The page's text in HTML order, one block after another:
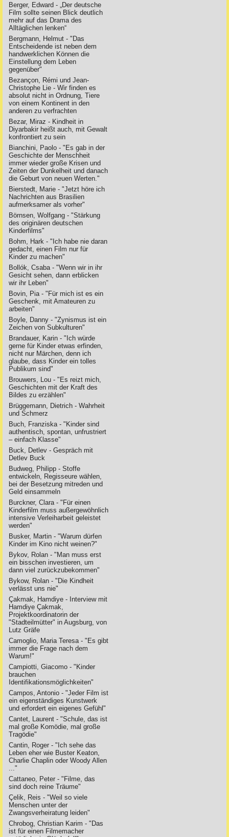
Berger, Edward - „Der deutsche
Film sollte seinen Blick deutlich
mehr auf das Drama des
Alltäglichen lenken“
Bergmann, Helmut - "Das
Entscheidende ist neben dem
handwerklichen Können die
Einstellung dem Leben
gegenüber"
Bezançon, Rémi und Jean-
Christophe Lie - Wir finden es
absolut nicht in Ordnung, Tiere
von einem Kontinent in den
anderen zu verfrachten
Bezar, Miraz - Kindheit in
Diyarbakir heißt auch, mit Gewalt
konfrontiert zu sein
Bianchini, Paolo - "Es gab in der
Geschichte der Menschheit
immer wieder große Krisen und
Zeiten der Dunkelheit und danach
die Geburt von neuen Werten."
Bierstedt, Marie - "Jetzt höre ich
Nachrichten aus Brasilien
aufmerksamer als vorher"
Börnsen, Wolfgang - "Stärkung
des originären deutschen
Kinderfilms"
Bohm, Hark - "Ich habe nie daran
gedacht, einen Film nur für
Kinder zu machen"
Bollók, Csaba - "Wenn wir in ihr
Gesicht sehen, dann erblicken
wir ihr Leben"
Bovin, Pia - "Für mich ist es ein
Geschenk, mit Amateuren zu
arbeiten"
Boyle, Danny - "Zynismus ist ein
Zeichen von Subkulturen"
Brandauer, Karin - "Ich würde
gerne für Kinder etwas erfinden,
nicht nur Märchen, denn ich
glaube, dass Kinder ein tolles
Publikum sind"
Brouwers, Lou - "Es reizt mich,
Geschichten mit der Kraft des
Bildes zu erzählen"
Brüggemann, Dietrich - Wahrheit
und Schmerz
Buch, Franziska - "Kinder sind
authentisch, spontan, unfrustriert
– einfach Klasse"
Buck, Detlev - Gespräch mit
Detlev Buck
Budweg, Philipp - Stoffe
entwickeln, Regisseure wählen,
bei der Besetzung mitreden und
Geld einsammeln
Burckner, Clara - "Für einen
Kinderfilm muss außergewöhnlich
intensive Verleiharbeit geleistet
werden"
Busker, Martin - "Warum dürfen
Kinder im Kino nicht weinen?"
Bykov, Rolan - "Man muss erst
ein bisschen investieren, um
dann viel zurückzubekommen"
Bykow, Rolan - "Die Kindheit
verlässt uns nie"
Çakmak, Hamdiye - Interview mit
Hamdiye Çakmak,
Projektkoordinatorin der
"Stadteilmütter" in Augsburg, von
Lutz Gräfe
Camoglio, Maria Teresa - "Es gibt
immer die Frage nach dem
Warum!"
Campiotti, Giacomo - "Kinder
brauchen
Identifikationsmöglichkeiten"
Campos, Antonio - "Jeder Film ist
ein eigenständiges Kunstwerk
und erfordert ein eigenes Gefühl"
Cantet, Laurent - "Schule, das ist
mal große Komödie, mal große
Tragödie"
Cantin, Roger - "Ich sehe das
Leben eher wie Buster Keaton,
Charlie Chaplin oder Woody Allen
..."
Cattaneo, Peter - "Filme, das
sind doch reine Träume"
Çelik, Reis - "Weil so viele
Menschen unter der
Zwangsverheiratung leiden"
Chrobog, Christian Karim - "Das
ist für einen Filmemacher